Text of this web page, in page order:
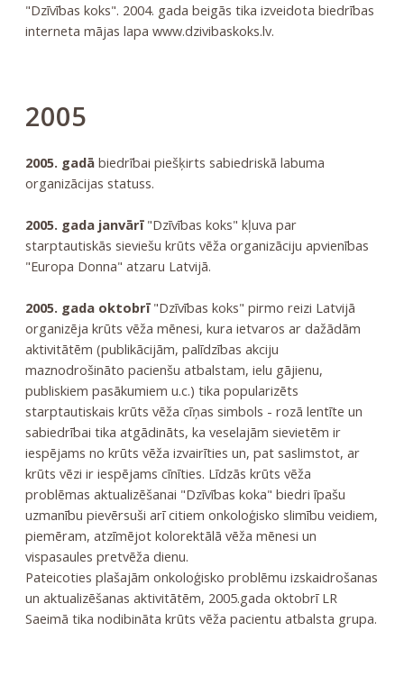
"Dzīvības koks". 2004. gada beigās tika izveidota biedrības
interneta mājas lapa www.dzivibaskoks.lv.
2005
2005. gadābiedrībai piešķirts sabiedriskā labuma
organizācijas statuss.
2005. gada janvārī"Dzīvības koks" kļuva par
starptautiskās sieviešu krūts vēža organizāciju apvienības
"Europa Donna" atzaru Latvijā.
2005. gada oktobrī"Dzīvības koks" pirmo reizi Latvijā
organizēja krūts vēža mēnesi, kura ietvaros ar dažādām
aktivitātēm (publikācijām, palīdzības akciju
maznodrošināto pacienšu atbalstam, ielu gājienu,
publiskiem pasākumiem u.c.) tika popularizēts
starptautiskais krūts vēža cīņas simbols - rozā lentīte un
sabiedrībai tika atgādināts, ka veselajām sievietēm ir
iespējams no krūts vēža izvairīties un, pat saslimstot, ar
krūts vēzi ir iespējams cīnīties. Līdzās krūts vēža
problēmas aktualizēšanai "Dzīvības koka" biedri īpašu
uzmanību pievērsuši arī citiem onkoloģisko slimību veidiem,
piemēram, atzīmējot kolorektālā vēža mēnesi un
vispasaules pretvēža dienu.
Pateicoties plašajām onkoloģisko problēmu izskaidrošanas
un aktualizēšanas aktivitātēm, 2005.gada oktobrī LR
Saeimā tika nodibināta krūts vēža pacientu atbalsta grupa.